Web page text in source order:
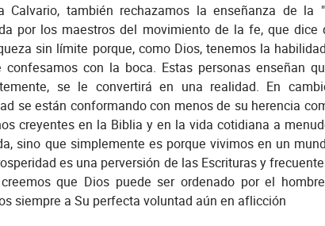
Calvario, también rechazamos la enseñanza de
por los maestros del movimiento de la fe, que
sin límite porque, como Dios, tenemos la
con la boca. Estas personas enseñan
se le convertirá en una realidad. En
se están conformando con menos de su herencia
creyentes en la Biblia y en la vida cotidiana a
sino que simplemente es porque vivimos en un
es una perversión de las Escrituras y
que Dios puede ser ordenado por el
siempre a Su perfecta voluntad aún en aflicción